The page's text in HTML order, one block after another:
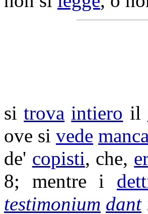
sitrova intiero il
ove sivede
de' copisti, che,
8; mentre i
testimonium dant